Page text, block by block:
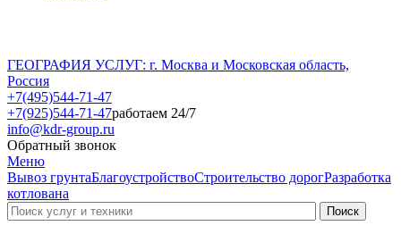
ГЕОГРАФИЯ УСЛУГ: г. Москва и Московская область,
Россия
+7(495)544-71-47
+7(925)544-71-47работаем 24/7
info@kdr-group.ru
Обратный звонок
Меню
Вывоз грунтаБлагоустройствоСтроительство дорогРазработка
котлована